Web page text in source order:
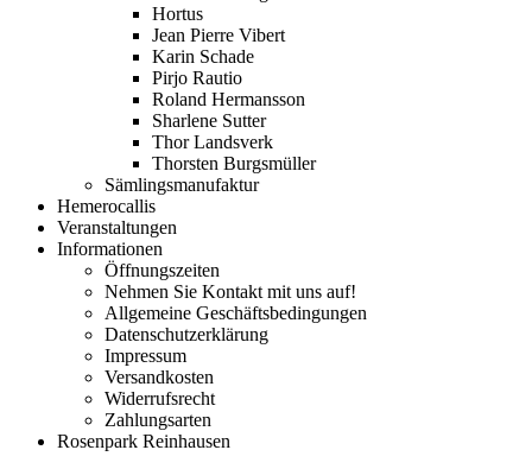
Hortus
Jean Pierre Vibert
Karin Schade
Pirjo Rautio
Roland Hermansson
Sharlene Sutter
Thor Landsverk
Thorsten Burgsmüller
Sämlingsmanufaktur
Hemerocallis
Veranstaltungen
Informationen
Öffnungszeiten
Nehmen Sie Kontakt mit uns auf!
Allgemeine Geschäftsbedingungen
Datenschutzerklärung
Impressum
Versandkosten
Widerrufsrecht
Zahlungsarten
Rosenpark Reinhausen